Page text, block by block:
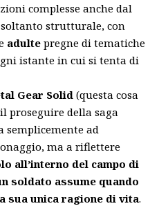
complesse anche dal
strutturale, con
adulte pregne di tematiche
istante in cui si tenta di
Gear Solid (questa cosa
proseguire della saga
semplicemente ad
ma a riflettere
all’interno del campo di
soldato assume quando
sua unica ragione di vita.